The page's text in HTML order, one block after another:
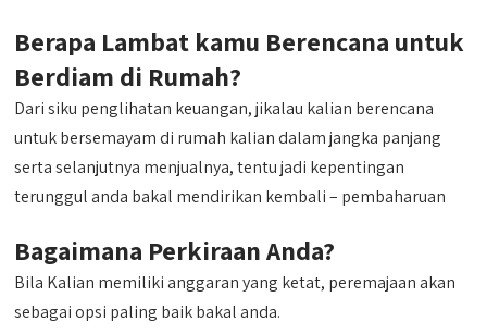
Berapa Lambat kamu Berencana untuk
Berdiam di Rumah?
Dari siku penglihatan keuangan, jikalau kalian berencana
untuk bersemayam di rumah kalian dalam jangka panjang
serta selanjutnya menjualnya, tentu jadi kepentingan
terunggul anda bakal mendirikan kembali – pembaharuan
Bagaimana Perkiraan Anda?
Bila Kalian memiliki anggaran yang ketat, peremajaan akan
sebagai opsi paling baik bakal anda.